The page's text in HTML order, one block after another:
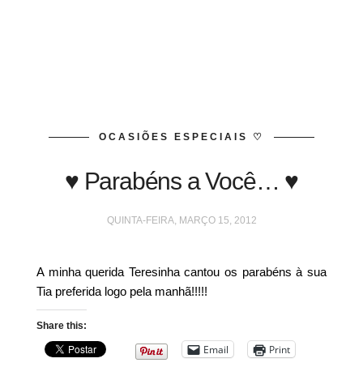
OCASIÕES ESPECIAIS ♡
♥ Parabéns a Você… ♥
QUINTA-FEIRA, MARÇO 15, 2012
A minha querida Teresinha cantou os parabéns à sua
Tia preferida logo pela manhã!!!!!
Share this:
Email Print